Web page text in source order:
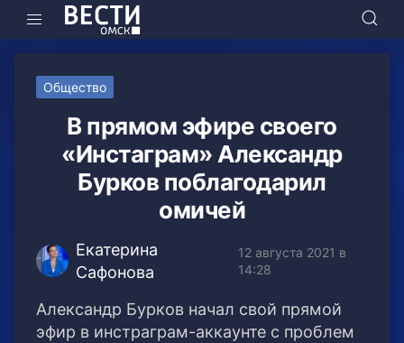
Общество
В прямом эфире своего
«Инстаграм» Александр
Бурков поблагодарил
омичей
Екатерина
Сафонова
12 августа 2021 в
14:28
Александр Бурков начал свой прямой
эфир в инстраграм-аккаунте с проблем